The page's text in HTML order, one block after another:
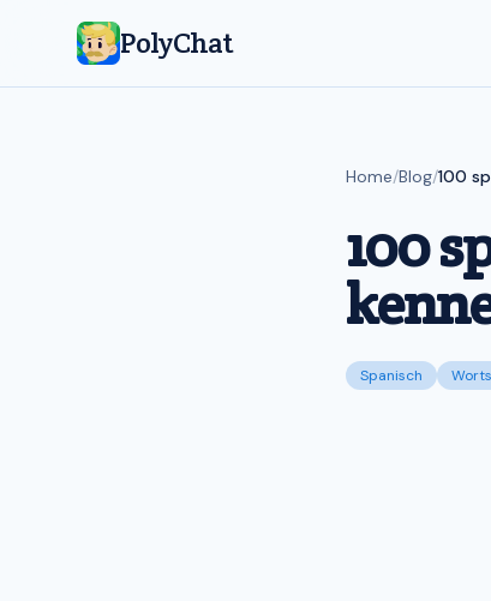
PolyChat
Home/Blog/100
100
Spanisch